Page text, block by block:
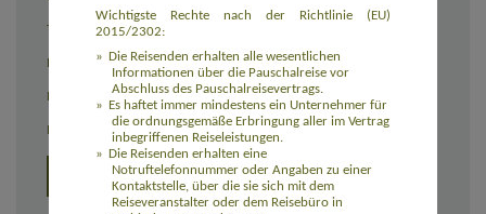
Termin
Reisedauer individuell
8.290,00 Euro zzgl. Flug ab 1.050,00 Euro
Einzelzimmerzuschlag 2.260,00 Euro
Detailprogramm 2024 Detailprogramm 2025
Wichtigste Rechte nach der Richtlinie (EU)
2015/2302:
Die Reisenden erhalten alle wesentlichen
Informationen über die Pauschalreise vor
Abschluss des Pauschalreisevertrags.
Es haftet immer mindestens ein Unternehmer für
die ordnungsgemäße Erbringung aller im Vertrag
inbegriffenen Reiseleistungen.
Die Reisenden erhalten eine
Notruftelefonnummer oder Angaben zu einer
Kontaktstelle, über die sie sich mit dem
Reiseveranstalter oder dem Reisebüro in